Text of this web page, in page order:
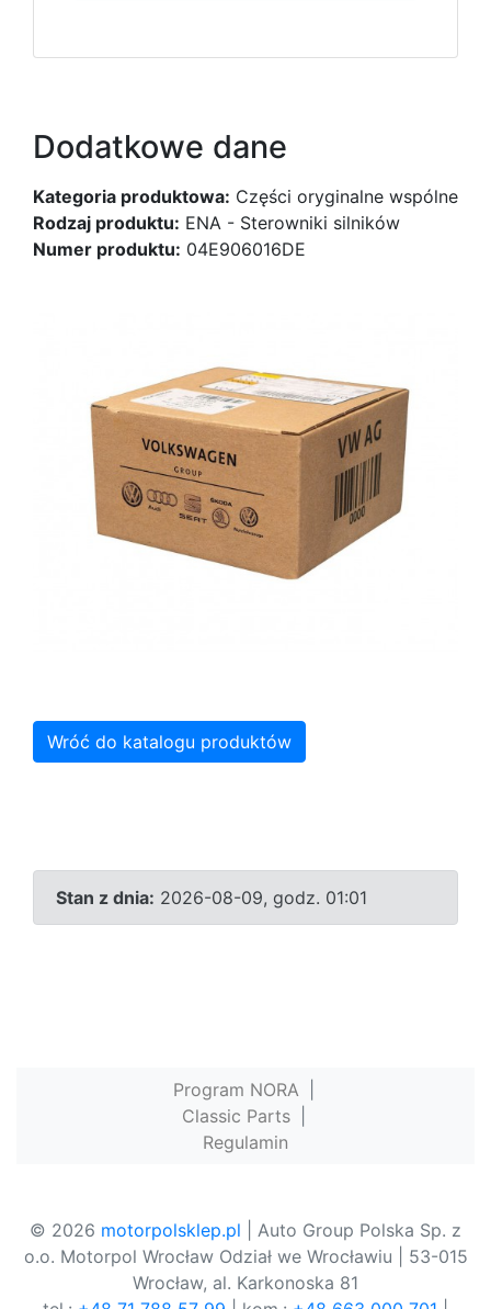
Dodatkowe dane
Kategoria produktowa: Części oryginalne wspólne
Rodzaj produktu: ENA - Sterowniki silników
Numer produktu: 04E906016DE
Wróć do katalogu produktów
Stan z dnia: 2026-08-09, godz. 01:01
Program NORA
Classic Parts
Regulamin
© 2026 motorpolsklep.pl | Auto Group Polska Sp. z
o.o. Motorpol Wrocław Odział we Wrocławiu | 53-015
Wrocław, al. Karkonoska 81